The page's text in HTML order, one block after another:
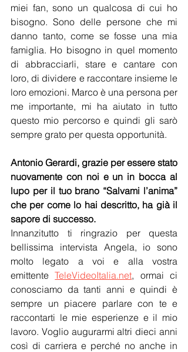
miei fan, sono un qualcosa di cui ho
bisogno. Sono delle persone che mi
danno tanto, come se fosse una mia
famiglia. Ho bisogno in quel momento
di abbracciarli, stare e cantare con
loro, di dividere e raccontare insieme le
loro emozioni. Marco è una persona per
me importante, mi ha aiutato in tutto
questo mio percorso e quindi gli sarò
sempre grato per questa opportunità.
Antonio Gerardi, grazie per essere stato
nuovamente con noi e un in bocca al
lupo per il tuo brano “Salvami l’anima”
che per come lo hai descritto, ha già il
sapore di successo.
Innanzitutto ti ringrazio per questa
bellissima intervista Angela, io sono
molto legato a voi e alla vostra
emittente TeleVideoItalia.net, ormai ci
conosciamo da tanti anni e quindi è
sempre un piacere parlare con te e
raccontarti le mie esperienze e il mio
lavoro. Voglio augurarmi altri dieci anni
così di carriera e perché no anche in